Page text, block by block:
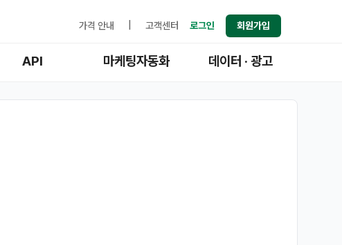
가격 안내 고객센터 로그인 회원가입
API 마케팅자동화 데이터 · 광고